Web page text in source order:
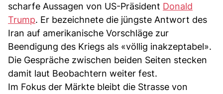
scharfe Aussagen von US-Präsident Donald
Trump. Er bezeichnete die jüngste Antwort des
Iran auf amerikanische Vorschläge zur
Beendigung des Kriegs als «völlig inakzeptabel».
Die Gespräche zwischen beiden Seiten stecken
damit laut Beobachtern weiter fest.
Im Fokus der Märkte bleibt die Strasse von